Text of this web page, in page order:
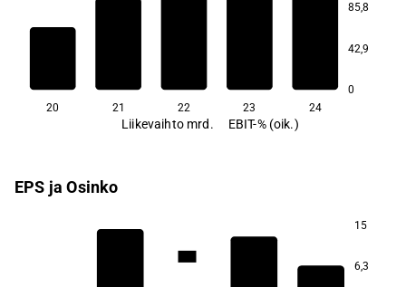
85,8
42,9
0
20 21 22 23 24
Liikevaihto mrd. EBIT-% (oik.)
EPS ja Osinko
15
6,3